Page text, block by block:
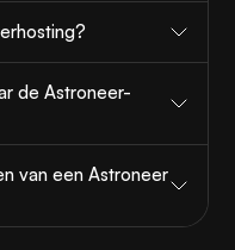
de Astroneer-
van een Astroneer